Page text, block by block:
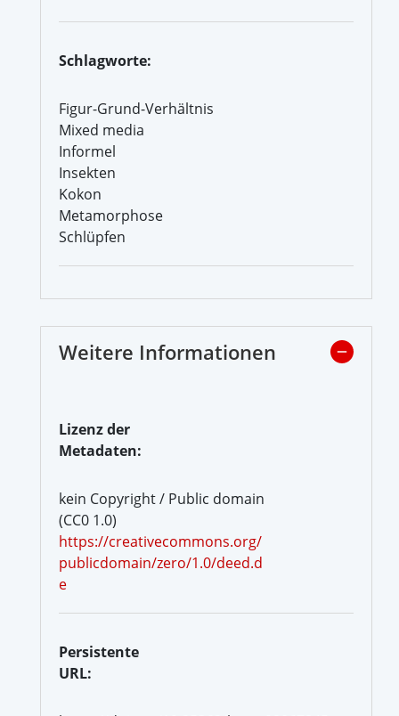
Schlagworte:
Figur-Grund-Verhältnis
Mixed media
Informel
Insekten
Kokon
Metamorphose
Schlüpfen
Weitere Informationen
Lizenz der
Metadaten:
kein Copyright / Public domain
(CC0 1.0)
https://creativecommons.org/
publicdomain/zero/1.0/deed.d
e
Persistente
URL: